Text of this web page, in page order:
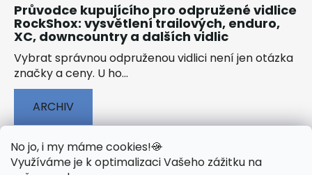
No jo, i my máme cookies!🍪
Využíváme je k optimalizaci Vašeho zážitku na
Průvodce kupujícího pro odpružené vidlice
RockShox: vysvětlení trailových, enduro,
XC, downcountry a dalších vidlic
Vybrat správnou odpruženou vidlici není jen otázka
značky a ceny. U ho...
ARCHIV